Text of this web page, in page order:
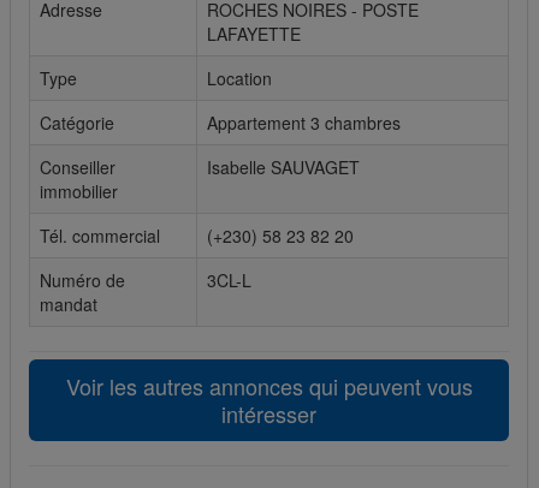
Les cookies sociaux sont utilisés pour afficher les réseaux
sociaux afin que vous puissiez partager votre expérience
avec vos amis.
Adresse
ROCHES NOIRES - POSTE
LAFAYETTE
Type
Location
Catégorie
Appartement 3 chambres
Conseiller
immobilier
Isabelle SAUVAGET
Tél. commercial
(+230) 58 23 82 20
Numéro de
mandat
3CL-L
Voir les autres annonces qui peuvent vous
intéresser